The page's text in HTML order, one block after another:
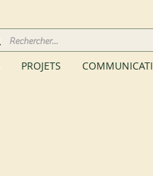
PROJETS